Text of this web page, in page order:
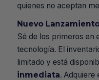
quienes no aceptan
Nuevo
Sé de los primeros en
tecnología. El
limitado y está
inmediata. Adquiere